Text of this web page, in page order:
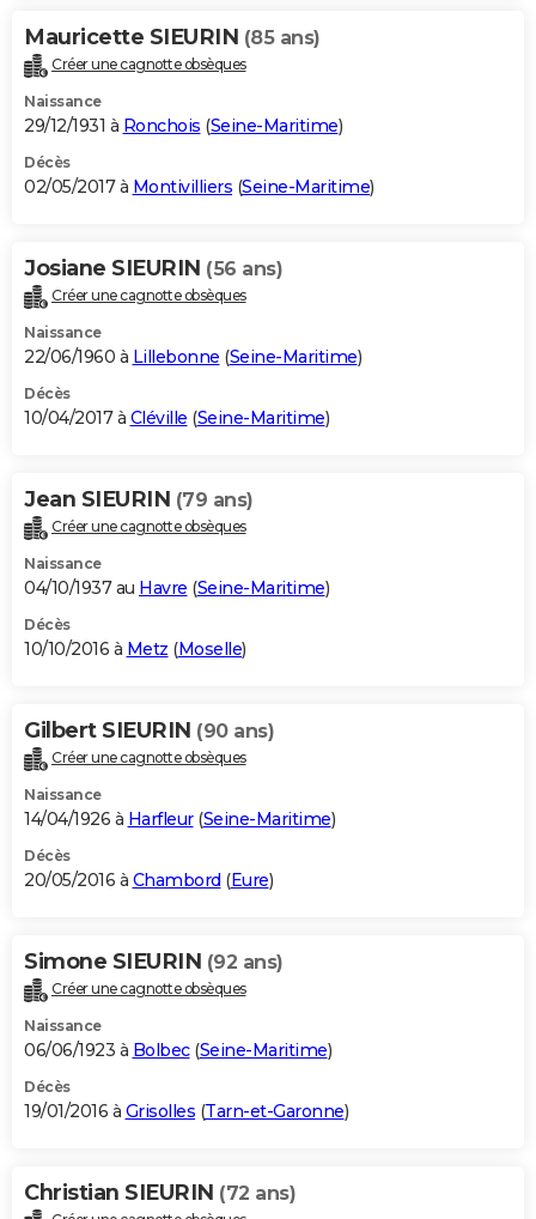
Mauricette SIEURIN (85 ans)
Créer une cagnotte obsèques
Naissance
29/12/1931 à Ronchois (Seine-Maritime)
Décès
02/05/2017 à Montivilliers (Seine-Maritime)
Josiane SIEURIN (56 ans)
Créer une cagnotte obsèques
Naissance
22/06/1960 à Lillebonne (Seine-Maritime)
Décès
10/04/2017 à Cléville (Seine-Maritime)
Jean SIEURIN (79 ans)
Créer une cagnotte obsèques
Naissance
04/10/1937 au Havre (Seine-Maritime)
Décès
10/10/2016 à Metz (Moselle)
Gilbert SIEURIN (90 ans)
Créer une cagnotte obsèques
Naissance
14/04/1926 à Harfleur(Seine-Maritime)
Décès
20/05/2016 à Chambord (Eure)
Simone SIEURIN (92 ans)
Créer une cagnotte obsèques
Naissance
06/06/1923 à Bolbec(Seine-Maritime)
Décès
19/01/2016 à Grisolles (Tarn-et-Garonne)
Christian SIEURIN (72 ans)